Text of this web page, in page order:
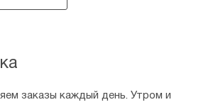
заказы каждый день. Утром и